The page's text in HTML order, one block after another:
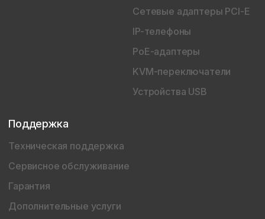
Сетевые адаптеры PCI-E
IP-телефоны
PoE-адаптеры
KVM-переключатели
Устройства USB
Поддержка
Техническая поддержка
Сервисное обслуживание
Гарантия
Дополнительные услуги